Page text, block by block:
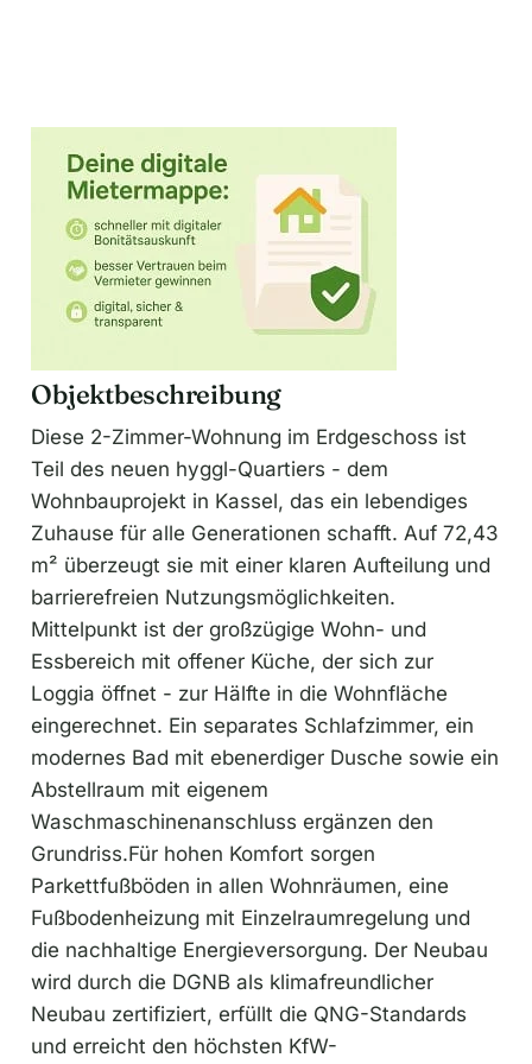
Objektbeschreibung
Diese 2-Zimmer-Wohnung im Erdgeschoss ist
Teil des neuen hyggl-Quartiers - dem
Wohnbauprojekt in Kassel, das ein lebendiges
Zuhause für alle Generationen schafft. Auf 72,43
m² überzeugt sie mit einer klaren Aufteilung und
barrierefreien Nutzungsmöglichkeiten.
Mittelpunkt ist der großzügige Wohn- und
Essbereich mit offener Küche, der sich zur
Loggia öffnet - zur Hälfte in die Wohnfläche
eingerechnet. Ein separates Schlafzimmer, ein
modernes Bad mit ebenerdiger Dusche sowie ein
Abstellraum mit eigenem
Waschmaschinenanschluss ergänzen den
Grundriss.Für hohen Komfort sorgen
Parkettfußböden in allen Wohnräumen, eine
Fußbodenheizung mit Einzelraumregelung und
die nachhaltige Energieversorgung. Der Neubau
wird durch die DGNB als klimafreundlicher
Neubau zertifiziert, erfüllt die QNG-Standards
und erreicht den höchsten KfW-